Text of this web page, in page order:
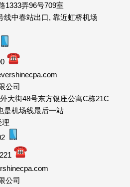
1333弄96号709室
线中春站出口, 靠近虹桥机场
公司
大街48号东方银座公寓C栋21C
是机场线最后一站
理
公司